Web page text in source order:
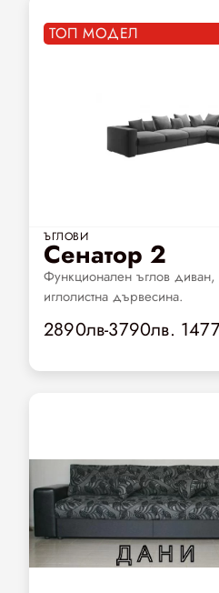
ТОП МОДЕЛ
ЪГЛОВИ
Сенатор 2
Функционален ъглов диван,
иглолистна дървесина.
2890лв-3790лв.